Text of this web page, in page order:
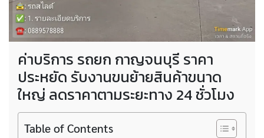
ค่าบริการ รถยก กาญจนบุรี ราคา
ประหยัด รับงานขนย้ายสินค้าขนาด
ใหญ่ ลดราคาตามระยะทาง 24 ชั่วโมง
Table of Contents